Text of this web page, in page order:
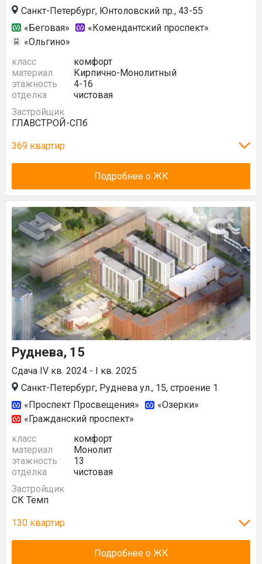
Санкт-Петербург, Юнтоловский пр., 43-55
«Беговая»
«Комендантский проспект»
«Ольгино»
класс
комфорт
материал
Кирпично-Монолитный
этажность
4-16
отделка
чистовая
Застройщик
ГЛАВСТРОЙ-СПб
369 квартир
Подробнее о ЖК
Руднева, 15
Сдача IV кв. 2024 - I кв. 2025
Санкт-Петербург, Руднева ул., 15, строение 1
«Проспект Просвещения»
«Озерки»
«Гражданский проспект»
класс
комфорт
материал
Монолит
этажность
13
отделка
чистовая
Застройщик
СК Темп
130 квартир
Подробнее о ЖК